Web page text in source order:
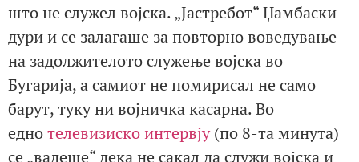
што не служел војска. „Јастребот“ Џамбаски
дури и се залагаше за повторно воведување
на задолжителото служење војска во
Бугарија, а самиот не помирисал не само
барут, туку ни војничка касарна. Во
еднотелевизиско интервју(по 8-та минута)
се „вадеше“ дека не сакал да служи војска и